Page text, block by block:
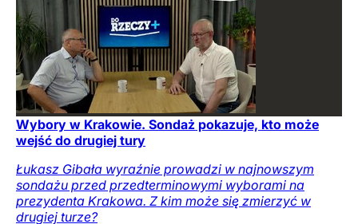
Wybory w Krakowie. Sondaż pokazuje, kto może
wejść do drugiej tury
Łukasz Gibała wyraźnie prowadzi w najnowszym
sondażu przed przedterminowymi wyborami na
prezydenta Krakowa. Z kim może się zmierzyć w
drugiej turze?